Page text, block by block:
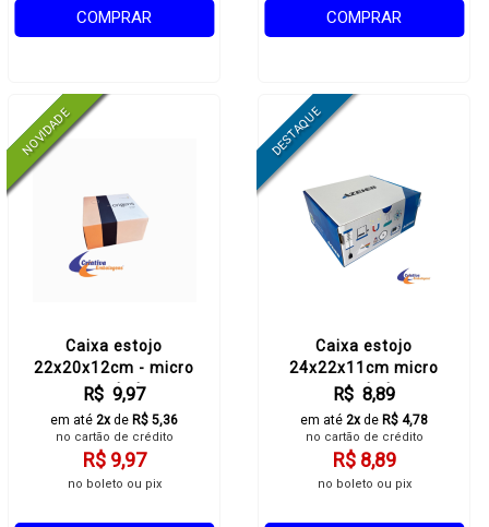
COMPRAR COMPRAR
Caixa estojo
22x20x12cm - micro
acoplada
R$ 9,97
em até 2xde R$ 5,36
no cartão de crédito
R$ 9,97
no boleto ou pix
Caixa estojo
24x22x11cm micro
acoplado
R$ 8,89
em até 2xde R$ 4,78
no cartão de crédito
R$ 8,89
no boleto ou pix